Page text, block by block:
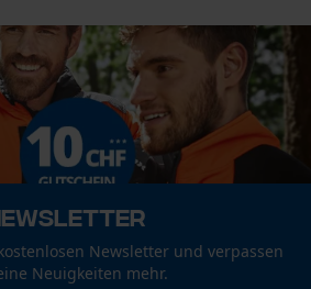
Newsletter und verpassen
Neuigkeiten mehr.